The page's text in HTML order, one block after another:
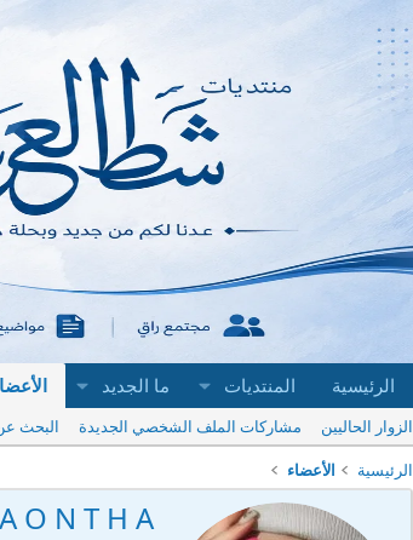
الرئيسية المنتديات ما الجديد
الزوار الحاليين مشاركات الملف الشخصي الجديدة
البحث
الرئيسية
الأعضاء
O N T H A